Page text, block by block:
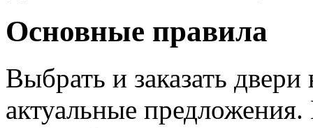
Основные правила
Выбрать и заказать
актуальные